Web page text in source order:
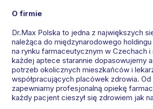
O firmie
Dr.Max Polska to jedna z największych
należąca do międzynarodowego holdingu
na rynku farmaceutycznym w Czechach i
każdej aptece starannie dopasowujemy
potrzeb okolicznych mieszkańców i
współpracujących placówek zdrowia. Od
zapewniamy profesjonalną opiekę
każdy pacjent cieszył się zdrowiem jak